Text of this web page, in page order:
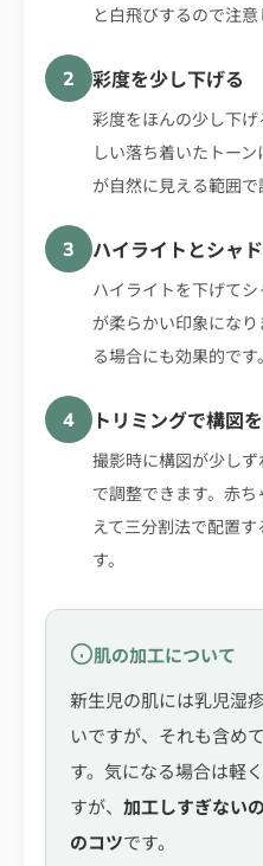
と白飛びするので注意
2 彩度を少し下げる
彩度をほんの少し下
しい落ち着いたトー
が自然に見える範囲で
3 ハイライトとシャ
ハイライトを下げて
が柔らかい印象にな
る場合にも効果的です。
4 トリミングで構図
撮影時に構図が少し
で調整できます。赤
えて三分割法で配置
す。
肌の加工について
新生児の肌には乳児湿
いですが、それも含め
す。気になる場合は軽
すが、 加工しすぎない
のコツです。